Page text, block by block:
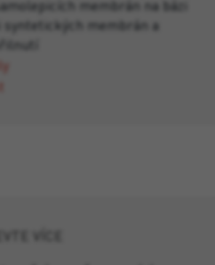
membrán na bázi
membrán a
VÍCE